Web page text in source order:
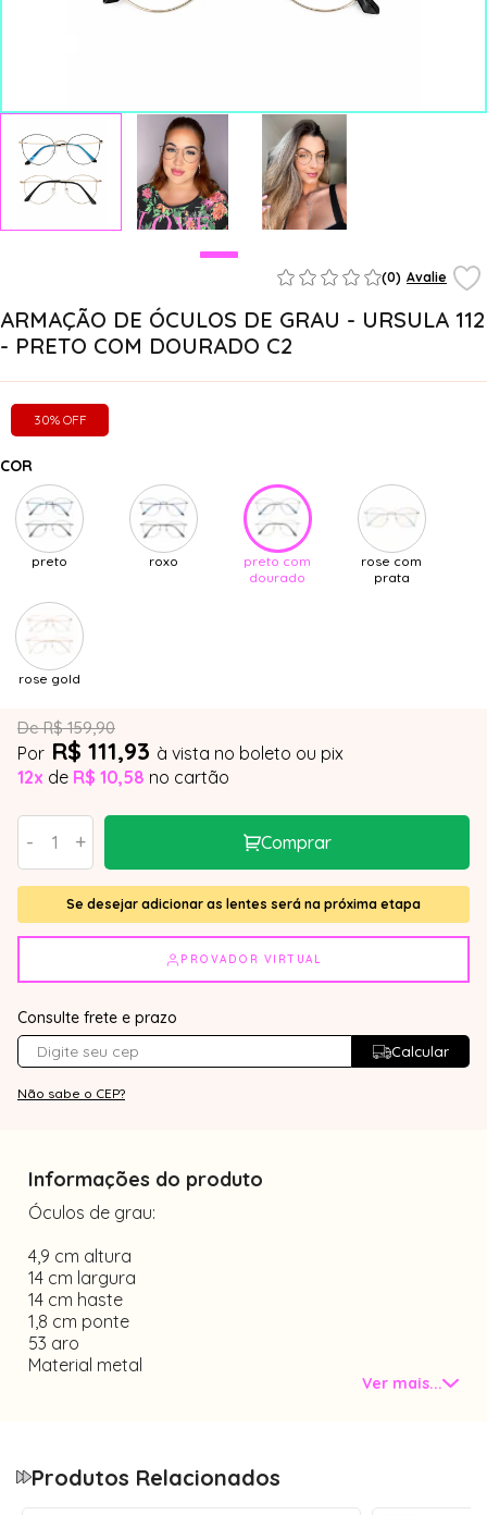
(0) Avalie
ARMAÇÃO DE ÓCULOS DE GRAU - URSULA 112
- PRETO COM DOURADO C2
30% OFF
COR
preto roxo
preto com
dourado
rose com
prata
rose gold
De R$ 159,90
Por R$ 111,93 à vista no boleto ou pix
12x de R$ 10,58 no cartão
- + Comprar
Se desejar adicionar as lentes será na próxima etapa
PROVADOR VIRTUAL
Consulte frete e prazo
Calcular
Não sabe o CEP?
Informações do produto
Óculos de grau:
4,9 cm altura
14 cm largura
14 cm haste
1,8 cm ponte
53 aro
Material metal
Ver mais...
Produtos Relacionados